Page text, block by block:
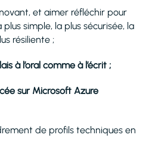
et aimer réfléchir pour
simple, la plus sécurisée, la
résiliente ;
à l’oral comme à l’écrit ;
sur Microsoft Azure
de profils techniques en